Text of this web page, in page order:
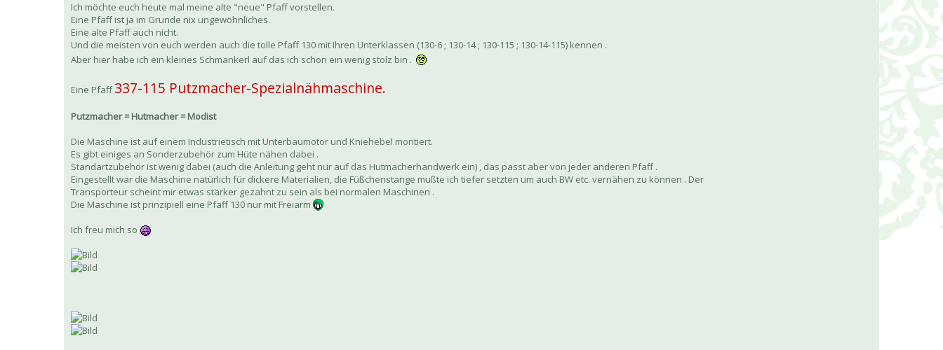
Ich möchte euch heute mal meine alte "neue" Pfaff vorstellen.
Eine Pfaff ist ja im Grunde nix ungewöhnliches.
Eine alte Pfaff auch nicht.
Und die meisten von euch werden auch die tolle Pfaff 130 mit Ihren Unterklassen (130-6 ; 130-14 ; 130-115 ; 130-14-115) kennen .
Aber hier habe ich ein kleines Schmankerl auf das ich schon ein wenig stolz bin .
Eine Pfaff337-115 Putzmacher-Spezialnähmaschine.
Putzmacher = Hutmacher = Modist
Die Maschine ist auf einem Industrietisch mit Unterbaumotor und Kniehebel montiert.
Es gibt einiges an Sonderzubehör zum Hüte nähen dabei .
Standartzubehör ist wenig dabei (auch die Anleitung geht nur auf das Hutmacherhandwerk ein) , das passt aber von jeder anderen Pfaff .
Eingestellt war die Maschine natürlich für dickere Materialien, die Füßchenstange mußte ich tiefer setzten um auch BW etc. vernähen zu können . Der
Transporteur scheint mir etwas stärker gezahnt zu sein als bei normalen Maschinen .
Die Maschine ist prinzipiell eine Pfaff 130 nur mit Freiarm
Ich freu mich so